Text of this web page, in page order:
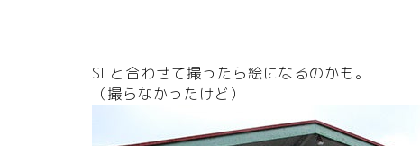
SLと合わせて撮ったら絵になるのかも。
（撮らなかったけど）